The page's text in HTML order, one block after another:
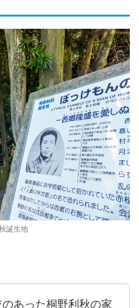
誕生地
あった桐野利秋の家